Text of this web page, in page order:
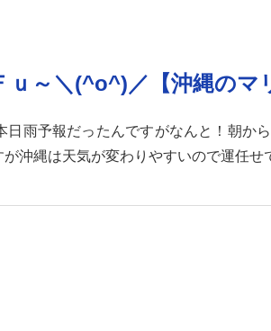
～＼(^o^)／【沖縄の
雨予報だったんですがなんと！朝か
沖縄は天気が変わりやすいので運任